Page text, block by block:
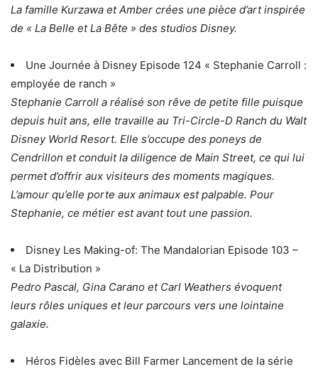
La famille Kurzawa et Amber crées une pièce d’art inspirée
de « La Belle et La Bête » des studios Disney.
Une Journée à Disney Episode 124 « Stephanie Carroll :
employée de ranch »
Stephanie Carroll a réalisé son rêve de petite fille puisque
depuis huit ans, elle travaille au Tri-Circle-D Ranch du Walt
Disney World Resort. Elle s’occupe des poneys de
Cendrillon et conduit la diligence de Main Street, ce qui lui
permet d’offrir aux visiteurs des moments magiques.
L’amour qu’elle porte aux animaux est palpable. Pour
Stephanie, ce métier est avant tout une passion.
Disney Les Making-of: The Mandalorian Episode 103 –
« La Distribution »
Pedro Pascal, Gina Carano et Carl Weathers évoquent
leurs rôles uniques et leur parcours vers une lointaine
galaxie.
Héros Fidèles avec Bill Farmer Lancement de la série